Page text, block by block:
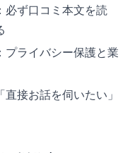
：必ず口コミ本文を読
：プライバシー保護と業
直接お話を伺いたい」